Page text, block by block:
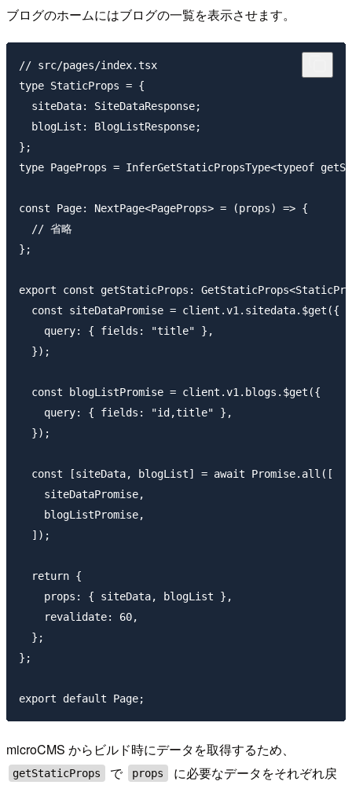
ブログのホームにはブログの一覧を表示させます。
// src/pages/index.tsx
type StaticProps = {
  siteData: SiteDataResponse;
  blogList: BlogListResponse;
};
type PageProps = InferGetStaticPropsType<typeof
const Page: NextPage<PageProps> = (props) => {
  // 省略
};
export const getStaticProps:
  const siteDataPromise = client.v1.sitedata.$get({
    query: { fields: "title" },
  });
  const blogListPromise = client.v1.blogs.$get({
    query: { fields: "id,title" },
  });
  const [siteData, blogList] = await Promise.all([
    siteDataPromise,
    blogListPromise,
  ]);
  return {
    props: { siteData, blogList },
    revalidate: 60,
  };
};
microCMS からビルド時にデータを取得するため、
getStaticProps で props
に必要なデータをそれぞれ戻